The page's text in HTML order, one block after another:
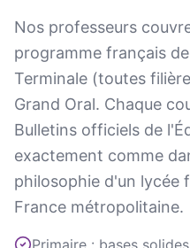
Nos professeurs
programme français
Terminale (toutes
Grand Oral. Chaque
Bulletins officiels de
exactement comme
philosophie d'un lycée
France métropolitaine.